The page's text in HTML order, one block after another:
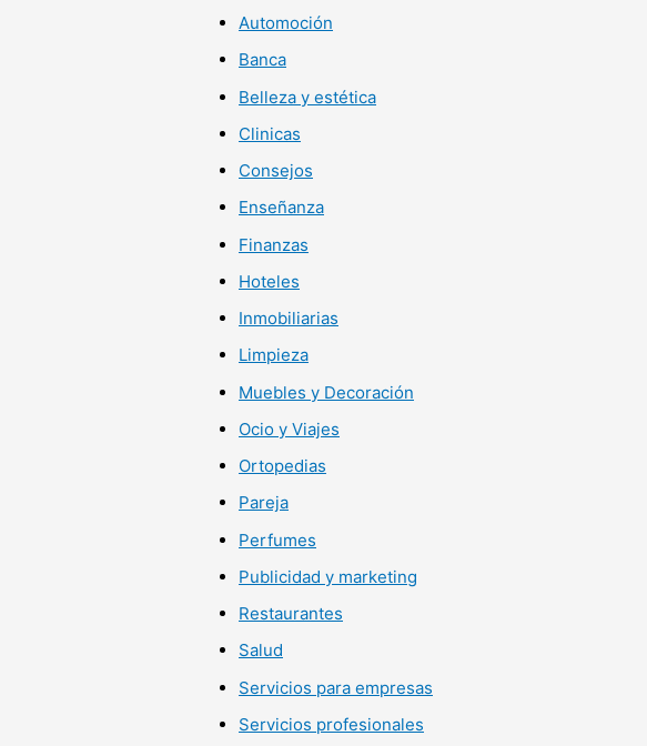
Automoción
Banca
Belleza y estética
Clinicas
Consejos
Enseñanza
Finanzas
Hoteles
Inmobiliarias
Limpieza
Muebles y Decoración
Ocio y Viajes
Ortopedias
Pareja
Perfumes
Publicidad y marketing
Restaurantes
Salud
Servicios para empresas
Servicios profesionales